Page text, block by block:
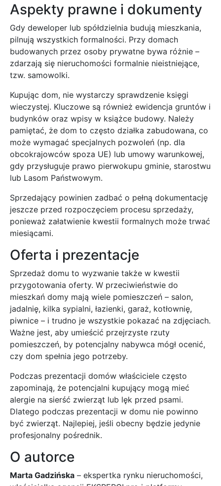
Aspekty prawne i dokumenty
Gdy deweloper lub spółdzielnia budują mieszkania,
pilnują wszystkich formalności. Przy domach
budowanych przez osoby prywatne bywa różnie –
zdarzają się nieruchomości formalnie nieistniejące,
tzw. samowolki.
Kupując dom, nie wystarczy sprawdzenie księgi
wieczystej. Kluczowe są również ewidencja gruntów i
budynków oraz wpisy w książce budowy. Należy
pamiętać, że dom to często działka zabudowana, co
może wymagać specjalnych pozwoleń (np. dla
obcokrajowców spoza UE) lub umowy warunkowej,
gdy przysługuje prawo pierwokupu gminie, starostwu
lub Lasom Państwowym.
Sprzedający powinien zadbać o pełną dokumentację
jeszcze przed rozpoczęciem procesu sprzedaży,
ponieważ załatwienie kwestii formalnych może trwać
miesiącami.
Oferta i prezentacje
Sprzedaż domu to wyzwanie także w kwestii
przygotowania oferty. W przeciwieństwie do
mieszkań domy mają wiele pomieszczeń – salon,
jadalnię, kilka sypialni, łazienki, garaż, kotłownię,
piwnice – i trudno je wszystkie pokazać na zdjęciach.
Ważne jest, aby umieścić przejrzyste rzuty
pomieszczeń, by potencjalny nabywca mógł ocenić,
czy dom spełnia jego potrzeby.
Podczas prezentacji domów właściciele często
zapominają, że potencjalni kupujący mogą mieć
alergie na sierść zwierząt lub lęk przed psami.
Dlatego podczas prezentacji w domu nie powinno
być zwierząt. Najlepiej, jeśli obecny będzie jedynie
profesjonalny pośrednik.
O autorce
Marta Gadzińska – ekspertka rynku nieruchomości,